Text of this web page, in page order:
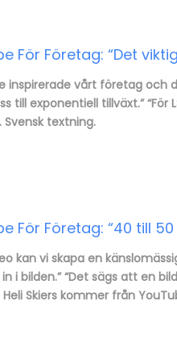
För Företag: “Det
inspirerade vårt företag
till exponentiell tillväxt.”
Svensk textning.
För Företag: “40 till
kan vi skapa en
i bilden.” “Det sägs att en
Skiers kommer från